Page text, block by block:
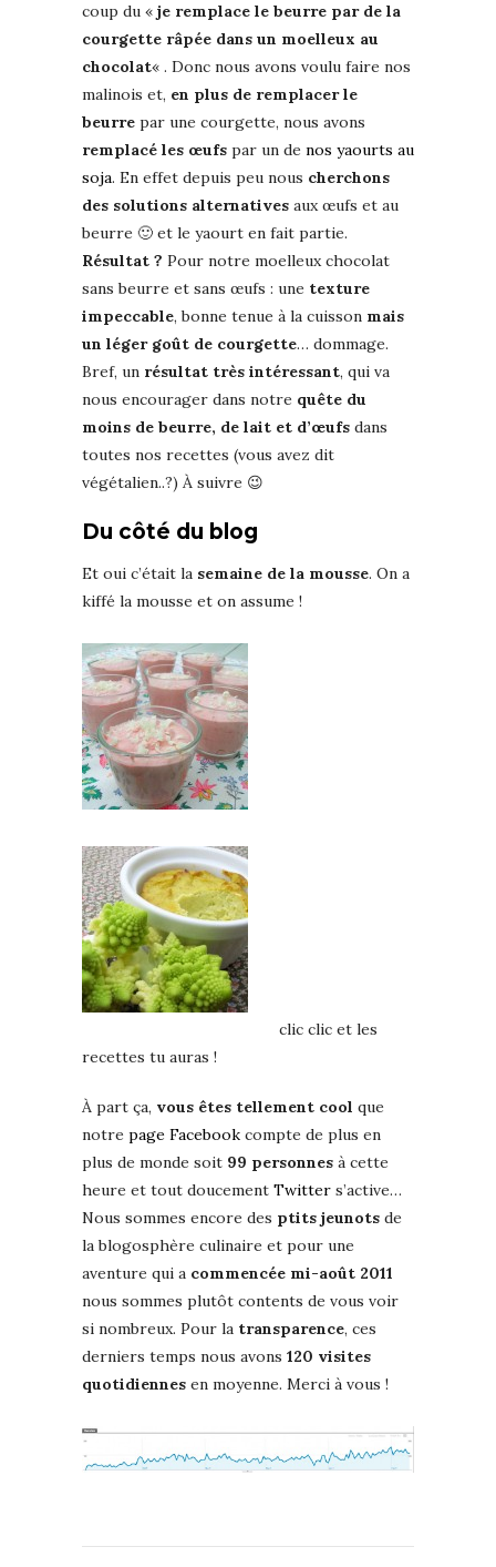
coup du « je remplace le beurre par de la
courgette râpée dans un moelleux au
chocolat« . Donc nous avons voulu faire nos
malinois et, en plus de remplacer le
beurre par une courgette, nous avons
remplacé les œufs par un de nos yaourts au
soja. En effet depuis peu nous cherchons
des solutions alternatives aux œufs et au
beurre 🙂 et le yaourt en fait partie.
Résultat ? Pour notre moelleux chocolat
sans beurre et sans œufs : une texture
impeccable, bonne tenue à la cuisson mais
un léger goût de courgette… dommage.
Bref, un résultat très intéressant, qui va
nous encourager dans notre quête du
moins de beurre, de lait et d’œufs dans
toutes nos recettes (vous avez dit
végétalien..?) À suivre 😉
Du côté du blog
Et oui c’était la semaine de la mousse. On a
kiffé la mousse et on assume !
clic clic et les
recettes tu auras !
À part ça, vous êtes tellement cool que
notre page Facebook compte de plus en
plus de monde soit 99 personnes à cette
heure et tout doucement Twitter s’active…
Nous sommes encore des ptits jeunots de
la blogosphère culinaire et pour une
aventure qui a commencée mi-août 2011
nous sommes plutôt contents de vous voir
si nombreux. Pour la transparence, ces
derniers temps nous avons 120 visites
quotidiennes en moyenne. Merci à vous !